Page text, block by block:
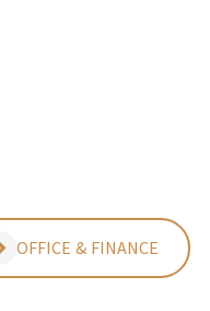
OFFICE & FINANCE